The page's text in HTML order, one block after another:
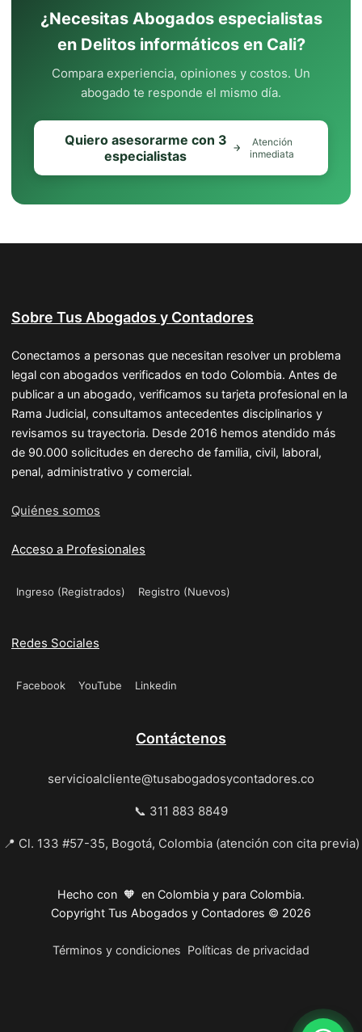
¿Necesitas Abogados especialistas
en Delitos informáticos en Cali?
Compara experiencia, opiniones y costos. Un
abogado te responde el mismo día.
Quiero asesorarme con 3
especialistas
Atención
inmediata
Sobre Tus Abogados y Contadores
Conectamos a personas que necesitan resolver un problema
legal con abogados verificados en todo Colombia. Antes de
publicar a un abogado, verificamos su tarjeta profesional en la
Rama Judicial, consultamos antecedentes disciplinarios y
revisamos su trayectoria. Desde 2016 hemos atendido más
de 90.000 solicitudes en derecho de familia, civil, laboral,
penal, administrativo y comercial.
Quiénes somos
Acceso a Profesionales
Ingreso (Registrados) Registro (Nuevos)
Redes Sociales
Facebook YouTube Linkedin
Contáctenos
servicioalcliente@tusabogadosycontadores.co
📞 311 883 8849
📍 Cl. 133 #57-35, Bogotá, Colombia (atención con cita previa)
Hecho con 🧡 en Colombia y para Colombia.
Copyright Tus Abogados y Contadores © 2026
Términos y condiciones Políticas de privacidad